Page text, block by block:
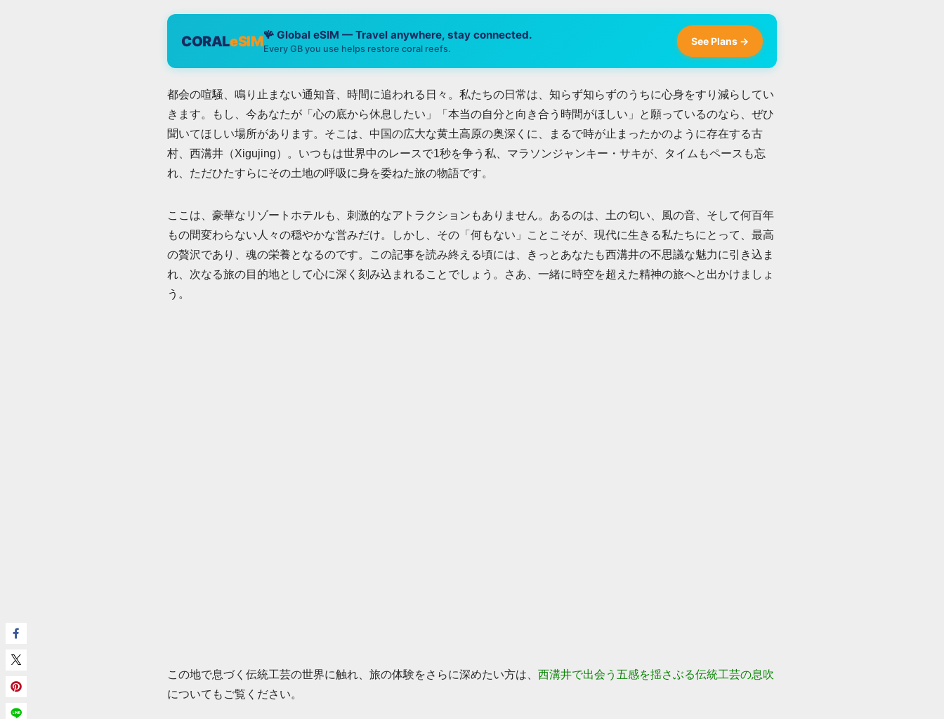
CORALeSIM🪸 Global eSIM — Travel anywhere, stay connected.
Every GB you use helps restore coral reefs.
See Plans →
都会の喧騒、鳴り止まない通知音、時間に追われる日々。私たちの日常は、知らず知らずのうちに心身をすり減らしてい
きます。もし、今あなたが「心の底から休息したい」「本当の自分と向き合う時間がほしい」と願っているのなら、ぜひ
聞いてほしい場所があります。そこは、中国の広大な黄土高原の奥深くに、まるで時が止まったかのように存在する古
村、西溝井（Xigujing）。いつもは世界中のレースで1秒を争う私、マラソンジャンキー・サキが、タイムもペースも忘
れ、ただひたすらにその土地の呼吸に身を委ねた旅の物語です。
ここは、豪華なリゾートホテルも、刺激的なアトラクションもありません。あるのは、土の匂い、風の音、そして何百年
もの間変わらない人々の穏やかな営みだけ。しかし、その「何もない」ことこそが、現代に生きる私たちにとって、最高
の贅沢であり、魂の栄養となるのです。この記事を読み終える頃には、きっとあなたも西溝井の不思議な魅力に引き込ま
れ、次なる旅の目的地として心に深く刻み込まれることでしょう。さあ、一緒に時空を超えた精神の旅へと出かけましょ
う。
この地で息づく伝統工芸の世界に触れ、旅の体験をさらに深めたい方は、 西溝井で出会う五感を揺さぶる伝統工芸の息吹
についてもご覧ください。